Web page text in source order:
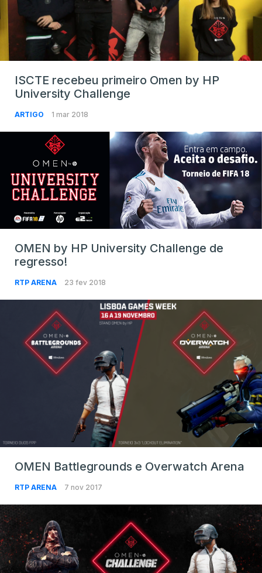
ISCTE recebeu primeiro Omen by HP
University Challenge
ARTIGO 1 mar 2018
OMEN by HP University Challenge de
regresso!
RTP ARENA 23 fev 2018
OMEN Battlegrounds e Overwatch Arena
RTP ARENA 7 nov 2017